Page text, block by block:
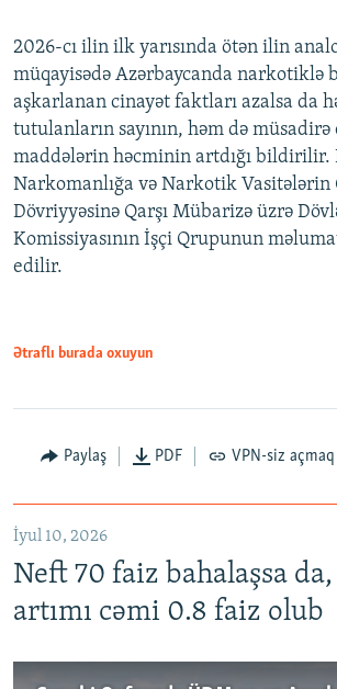
2026-cı ilin ilk yarısında ötən ilin
müqayisədə Azərbaycanda narkotiklə
aşkarlanan cinayət faktları azalsa da
tutulanların sayının, həm də
maddələrin həcminin artdığı bildirilir.
Narkomanlığa və Narkotik Vasitələrin
Dövriyyəsinə Qarşı Mübarizə üzrə
Komissiyasının İşçi Qrupunun
edilir.
Ətraflı burada oxuyun
Paylaş PDF VPN-siz açmaq
İyul 10, 2026
Neft 70 faiz bahalaşsa
artımı cəmi 0.8 faiz olub